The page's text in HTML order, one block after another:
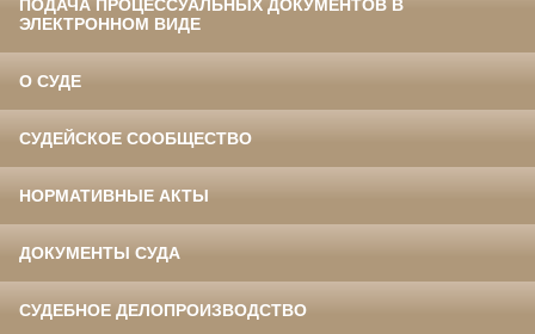
ПОДАЧА ПРОЦЕССУАЛЬНЫХ ДОКУМЕНТОВ В
ЭЛЕКТРОННОМ ВИДЕ
О СУДЕ
СУДЕЙСКОЕ СООБЩЕСТВО
НОРМАТИВНЫЕ АКТЫ
ДОКУМЕНТЫ СУДА
СУДЕБНОЕ ДЕЛОПРОИЗВОДСТВО